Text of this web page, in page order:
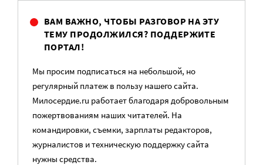
ВАМ ВАЖНО, ЧТОБЫ РАЗГОВОР НА ЭТУ
ТЕМУ ПРОДОЛЖИЛСЯ? ПОДДЕРЖИТЕ
ПОРТАЛ!
Мы просим подписаться на небольшой, но
регулярный платеж в пользу нашего сайта.
Милосердие.ru работает благодаря добровольным
пожертвованиям наших читателей. На
командировки, съемки, зарплаты редакторов,
журналистов и техническую поддержку сайта
нужны средства.